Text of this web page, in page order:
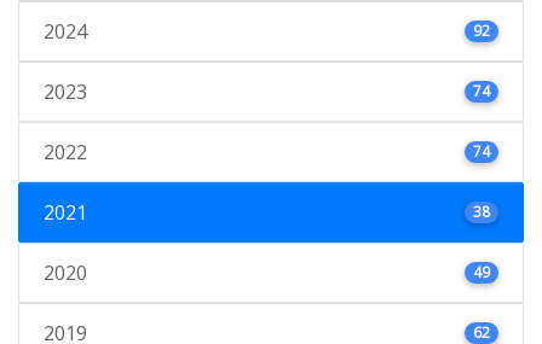
2024 92
2023 74
2022 74
2021 38
2020 49
2019 62